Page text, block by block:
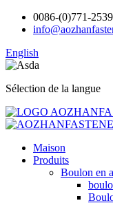
0086-(0)771-
English
Sélection de la langue
Maison
Produits
Boulon en